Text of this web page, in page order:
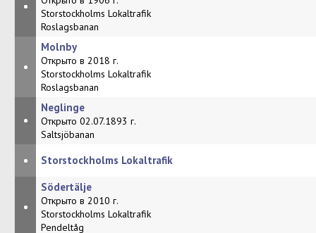
•
Storstockholms Lokaltrafik
Roslagsbanan
•
Molnby
Открыто в 2018 г.
Storstockholms Lokaltrafik
Roslagsbanan
•
Neglinge
Открыто 02.07.1893 г.
Saltsjöbanan
• Storstockholms Lokaltrafik
•
Södertälje
Открыто в 2010 г.
Storstockholms Lokaltrafik
Pendeltåg